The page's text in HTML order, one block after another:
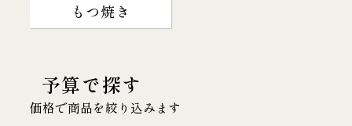
もつ焼き
予算で探す
価格で商品を絞り込みます